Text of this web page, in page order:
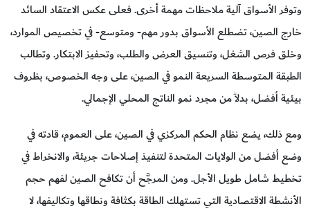
وتوفر الأسواق آلية ملاحظات مهمة أخرى. فعلى عكس الاعتقاد السائد
خارج الصين، تضطلع الأسواق بدور مهم- ومتوسع- في تخصيص الموارد،
وخلق فرص الشغل، وتنسيق العرض والطلب، وتحفيز الابتكار. وتطالب
الطبقة المتوسطة السريعة النمو في الصين، على وجه الخصوص، بظروف
بيئية أفضل، بدلاً من مجرد نمو الناتج المحلي الإجمالي.
ومع ذلك، يضع نظام الحكم المركزي في الصين، على العموم، قادته في
وضع أفضل من الولايات المتحدة لتنفيذ إصلاحات جريئة، والانخراط في
تخطيط شامل طويل الأجل. ومن المرجَّح أن تكافح الصين لفهم حجم
الأنشطة الاقتصادية التي تستهلك الطاقة بكثافة ونطاقها وتكاليفها، لا